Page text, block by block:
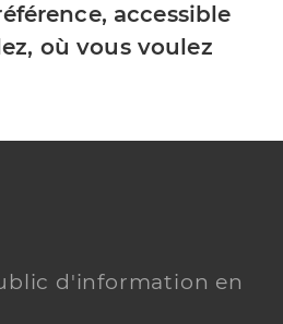
accessible
où vous voulez
d'information en